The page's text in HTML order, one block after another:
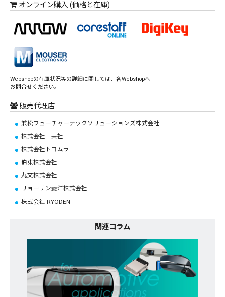
オンライン購入 (価格と在庫)
Webshopの在庫状況等の詳細に関しては、各Webshopへ
お問合せください。
販売代理店
兼松フューチャーテックソリューションズ株式会社
株式会社三共社
株式会社トヨムラ
伯東株式会社
丸文株式会社
リョーサン菱洋株式会社
株式会社 RYODEN
関連コラム